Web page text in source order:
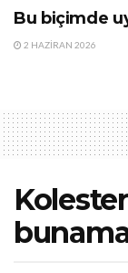
Bu biçimde
2 HAZIRAN 2026